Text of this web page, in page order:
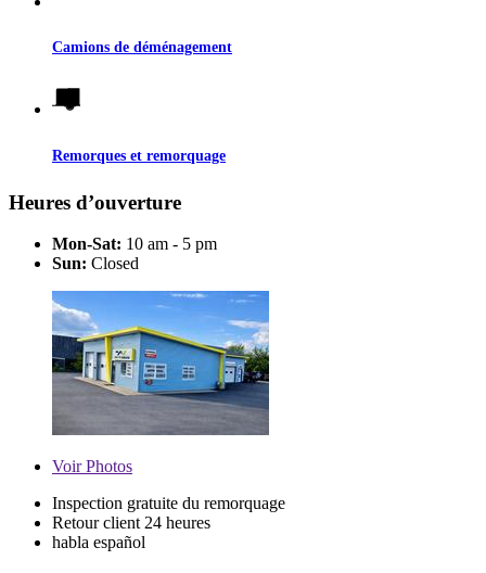
Camions de déménagement
Remorques et remorquage
Heures d’ouverture
Mon-Sat: 10 am - 5 pm
Sun: Closed
VoirPhotos
Inspection gratuite du remorquage
Retour client 24 heures
habla español